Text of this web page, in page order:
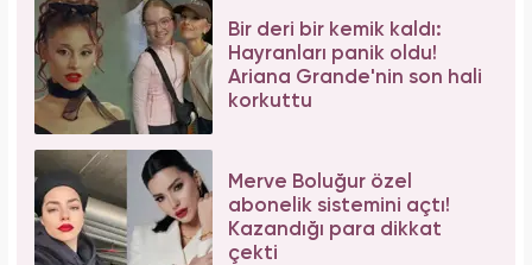
Bir deri bir kemik kaldı:
Hayranları panik oldu!
Ariana Grande'nin son hali
korkuttu
Merve Boluğur özel
abonelik sistemini açtı!
Kazandığı para dikkat
çekti